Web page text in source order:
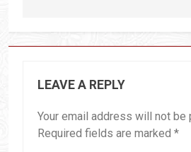
LEAVE A REPLY
Your email address will not be
Required fields are marked *